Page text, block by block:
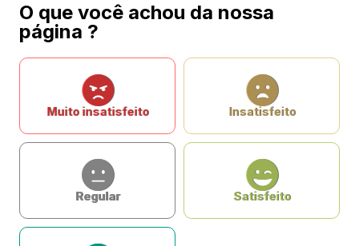
O que você achou da nossa
página ?
Muito insatisfeito Insatisfeito
Regular Satisfeito